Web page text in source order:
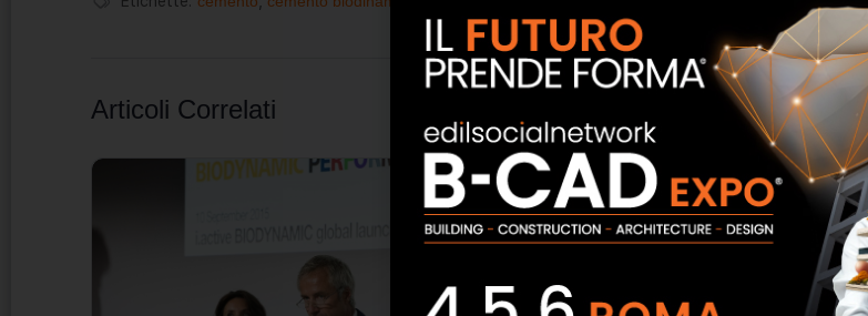
Articoli Correlati